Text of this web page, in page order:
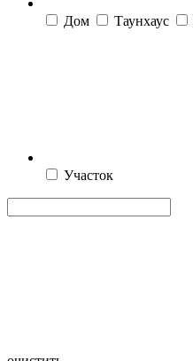
Дом Таунхаус
Участок